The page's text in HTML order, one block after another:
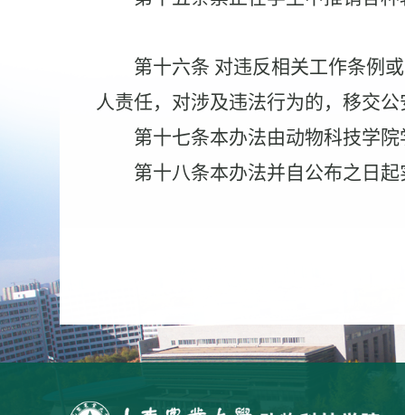
第十六条 对违反相关工作条例
人责任，对涉及违法行为的，移交公
第十七条本办法由动物科技学院
第十八条本办法并自公布之日起